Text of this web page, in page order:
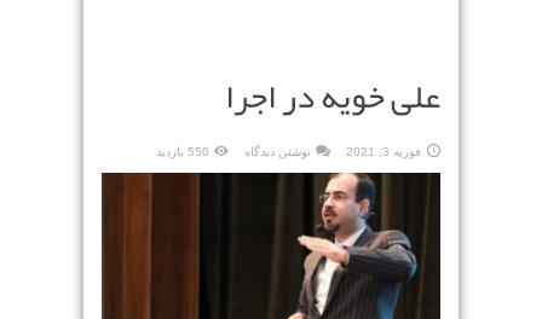
علی خویه در اجرا
فوریه 3, 2021 نوشتن دیدگاه 550 بازدید